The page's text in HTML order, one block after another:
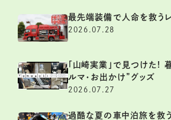
最先端装備で人命を救うレ
2026.07.28
「山崎実業」で見つけた!
ルマ・お出かけ”グッズ
2026.07.27
過酷な夏の車中泊旅を救